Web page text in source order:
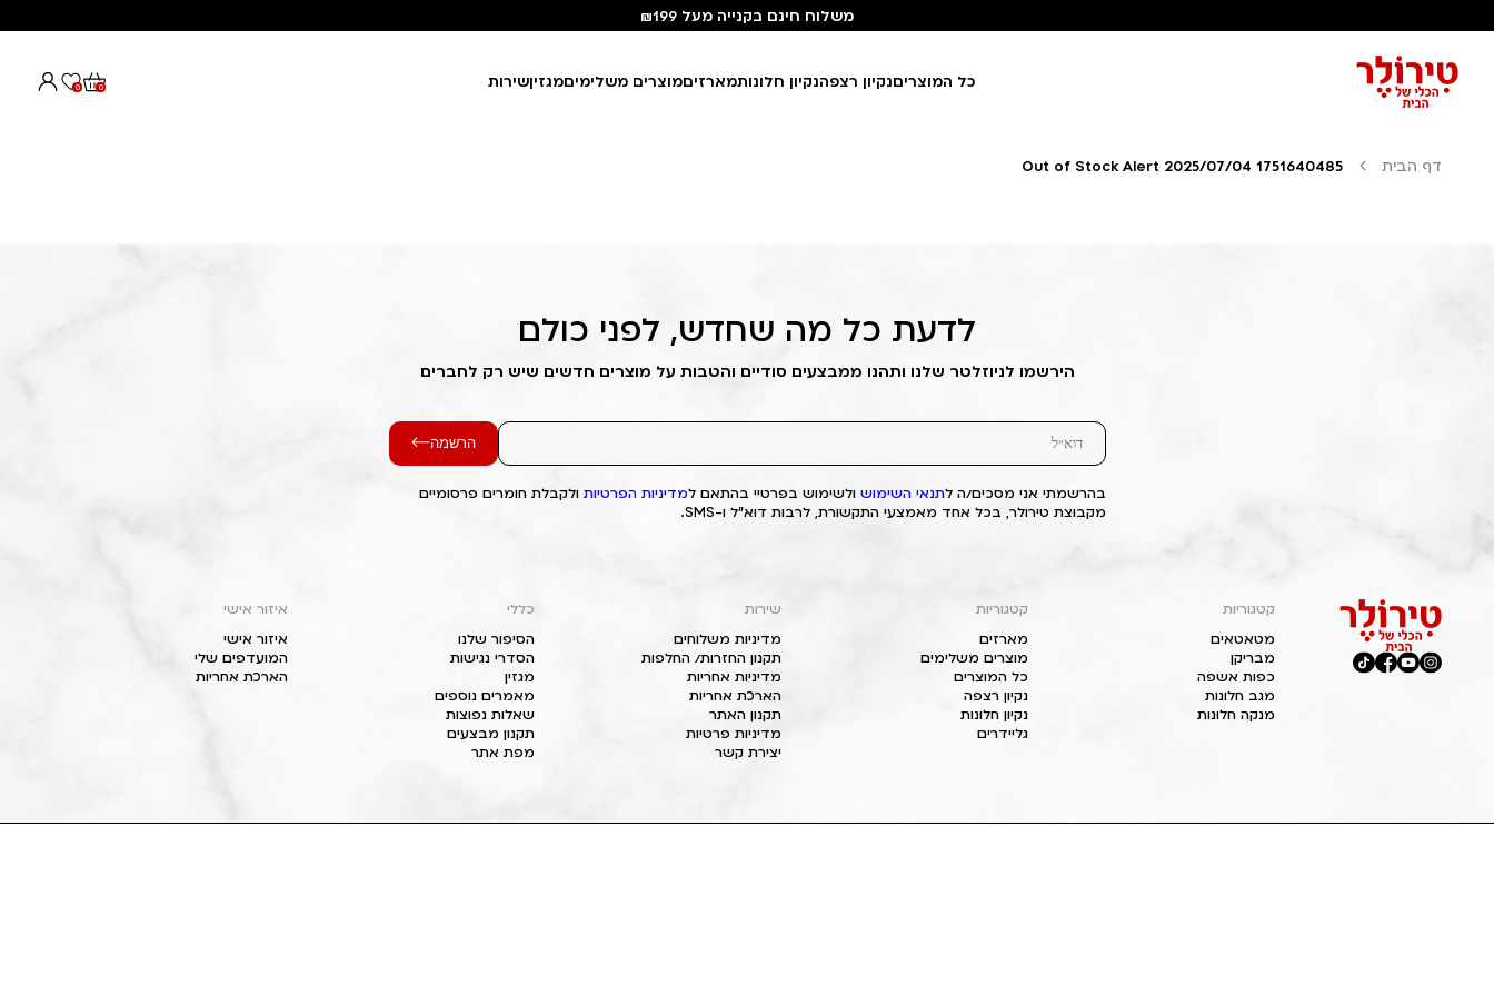
משלוח חינם בקנייה מעל ₪199
כל המוצריםנקיון רצפהנקיון חלונותמארזיםמוצרים משלימיםמגזיןשירות 0
0
דף הבית Out of Stock Alert 2025/07/04 1751640485
לדעת כל מה שחדש, לפני כולם
הירשמו לניוזלטר שלנו ותהנו ממבצעים סודיים והטבות על מוצרים חדשים שיש רק לחברים
הרשמה
בהרשמתי אני מסכים/ה לתנאי השימוש ולשימוש בפרטיי בהתאם למדיניות הפרטיות ולקבלת חומרים פרסומיים
מקבוצת טירולר, בכל אחד מאמצעי התקשורת, לרבות דוא"ל ו-SMS.
קטגוריות
מטאטאים
מבריקן
כפות אשפה
מגב חלונות
מנקה חלונות
קטגוריות
מארזים
מוצרים משלימים
כל המוצרים
נקיון רצפה
נקיון חלונות
גליידרים
שירות
מדיניות משלוחים
תקנון החזרות/ החלפות
מדיניות אחריות
הארכת אחריות
תקנון האתר
מדיניות פרטיות
יצירת קשר
כללי
הסיפור שלנו
הסדרי נגישות
מגזין
מאמרים נוספים
שאלות נפוצות
תקנון מבצעים
מפת אתר
איזור אישי
איזור אישי
המועדפים שלי
הארכת אחריות